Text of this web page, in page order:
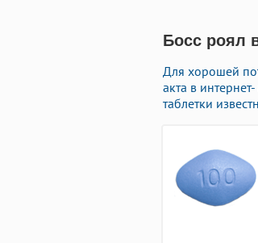
Босс роял
Для хорошей
акта в
таблетки